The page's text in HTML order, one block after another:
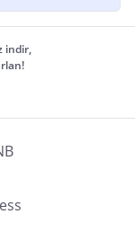
indir,